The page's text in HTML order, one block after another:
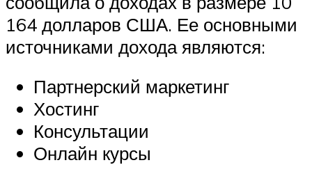
164 долларов США. Ее основными
источниками дохода являются:
Партнерский маркетинг
Хостинг
Консультации
Онлайн курсы